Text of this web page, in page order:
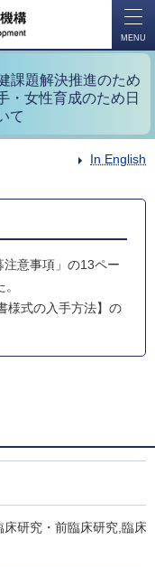
MENU
課題解決推進のため
・女性育成のため日
て
In English
意事項」の13ペー
様式の入手方法】の
床研究・前臨床研究,臨床